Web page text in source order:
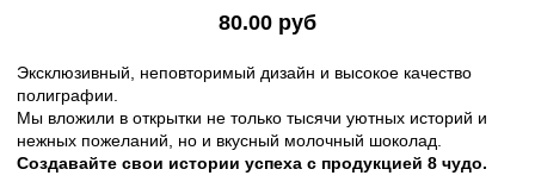
80.00 руб
Эксклюзивный, неповторимый дизайн и высокое качество
полиграфии.
Мы вложили в открытки не только тысячи уютных историй и
нежных пожеланий, но и вкусный молочный шоколад.
Создавайте свои истории успеха с продукцией 8 чудо.